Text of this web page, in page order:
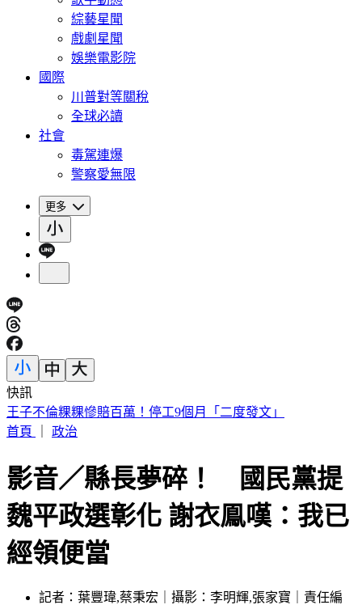
綜藝星聞
戲劇星聞
娛樂電影院
國際
川普對等關稅
全球必讀
社會
毒駕連爆
警察愛無限
更多
快訊
繼續凍漲！中油宣布下週「汽柴油價不調整」
首頁
政治
影音／縣長夢碎！ 國民黨提
魏平政選彰化 謝衣鳯嘆：我已
經領便當
記者：葉豐瑋,蔡秉宏｜攝影：李明輝,張家寶｜責任編